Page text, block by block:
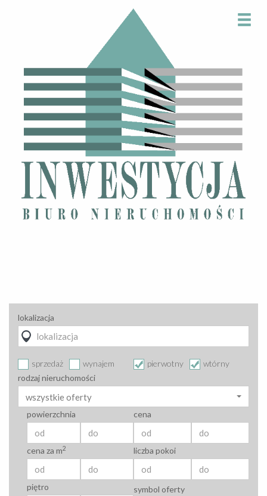
lokalizacja
sprzedaż wynajem pierwotny
wtórny
rodzaj nieruchomości
wszystkie oferty
powierzchnia cena
cena za m2 liczba pokoi
piętro symbol oferty